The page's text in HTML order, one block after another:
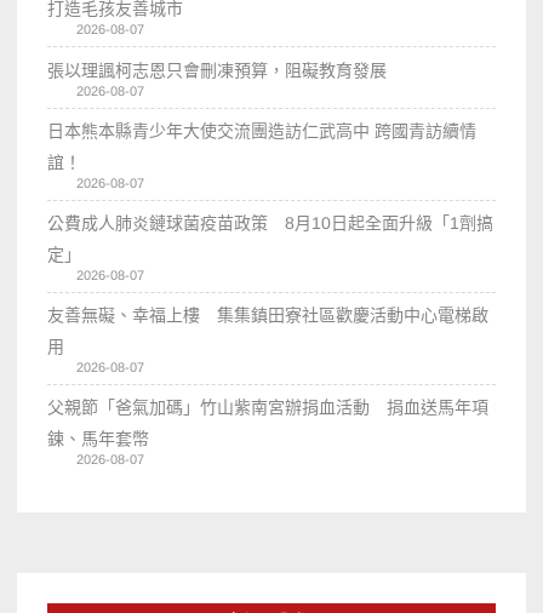
打造毛孩友善城市
2026-08-07
張以理諷柯志恩只會刪凍預算，阻礙教育發展
2026-08-07
日本熊本縣青少年大使交流團造訪仁武高中 跨國青訪續情
誼！
2026-08-07
公費成人肺炎鏈球菌疫苗政策 8月10日起全面升級「1劑搞
定」
2026-08-07
友善無礙、幸福上樓 集集鎮田寮社區歡慶活動中心電梯啟
用
2026-08-07
父親節「爸氣加碼」竹山紫南宮辦捐血活動 捐血送馬年項
鍊、馬年套幣
2026-08-07